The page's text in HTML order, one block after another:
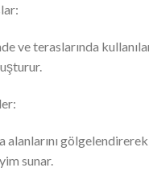
ve teraslarında
alanlarını
sunar.